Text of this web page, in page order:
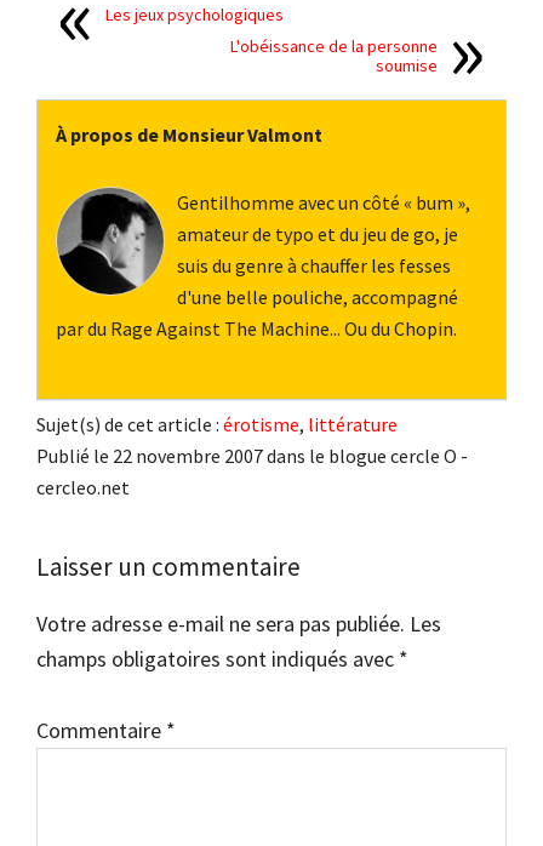
Les jeux psychologiques
L'obéissance de la personne
soumise
À propos de Monsieur Valmont
Gentilhomme avec un côté « bum »,
amateur de typo et du jeu de go, je
suis du genre à chauffer les fesses
d'une belle pouliche, accompagné
par du Rage Against The Machine... Ou du Chopin.
Sujet(s) de cet article : érotisme, littérature
Publié le 22 novembre 2007 dans le blogue cercle O -
cercleo.net
Interactions
lecteur
Laisser un commentaire
Votre adresse e-mail ne sera pas publiée. Les
champs obligatoires sont indiqués avec *
Commentaire *